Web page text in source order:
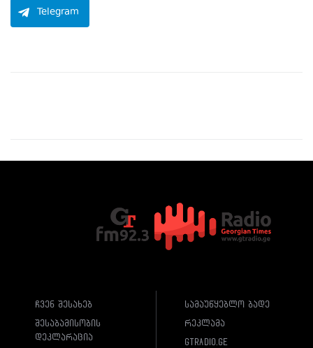
Telegram
ჩვენ შესახებ
შესაბამისობის
დეკლარაცია
სამაუწყებლო ბადე
რეკლამა
gtradio.ge